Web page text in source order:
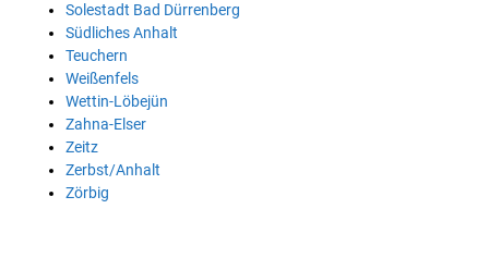
Solestadt Bad Dürrenberg
Südliches Anhalt
Teuchern
Weißenfels
Wettin-Löbejün
Zahna-Elser
Zeitz
Zerbst/Anhalt
Zörbig